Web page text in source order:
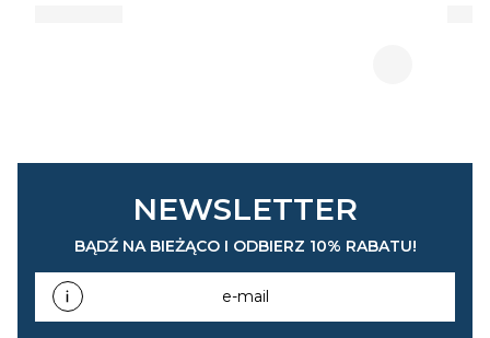
NEWSLETTER
BĄDŹ NA BIEŻĄCO I ODBIERZ 10% RABATU!
e-mail